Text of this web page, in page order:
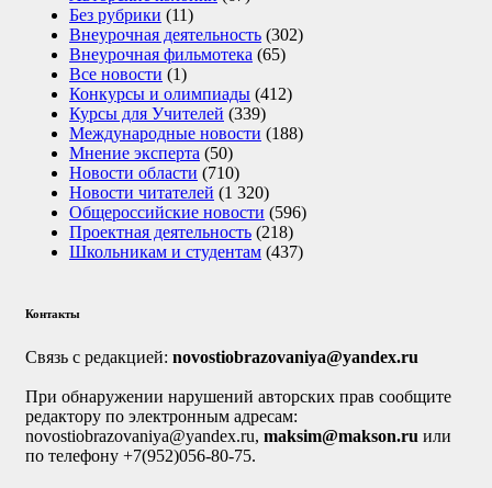
Без рубрики (11)
Внеурочная деятельность (302)
Внеурочная фильмотека (65)
Все новости (1)
Конкурсы и олимпиады (412)
Курсы для Учителей (339)
Международные новости (188)
Мнение эксперта (50)
Новости области (710)
Новости читателей (1 320)
Общероссийские новости (596)
Проектная деятельность (218)
Школьникам и студентам (437)
Контакты
Связь с редакцией: novostiobrazovaniya@yandex.ru
При обнаружении нарушений авторских прав сообщите
редактору по электронным адресам:
novostiobrazovaniya@yandex.ru, maksim@makson.ru или
по телефону +7(952)056-80-75.